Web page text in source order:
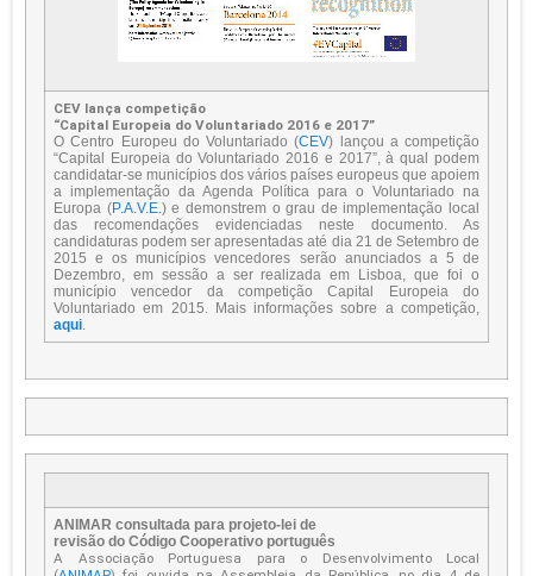
CEV lança competição
“Capital Europeia do Voluntariado 2016 e 2017”
O Centro Europeu do Voluntariado (CEV) lançou a competição
“Capital Europeia do Voluntariado 2016 e 2017”, à qual podem
candidatar-se municípios dos vários países europeus que apoiem
a implementação da Agenda Política para o Voluntariado na
Europa ( P.A.V.E. ) e demonstrem o grau de implementação local
das recomendações evidenciadas neste documento. As
candidaturas podem ser apresentadas até dia 21 de Setembro de
2015 e os municípios vencedores serão anunciados a 5 de
Dezembro, em sessão a ser realizada em Lisboa, que foi o
município vencedor da competição Capital Europeia do
Voluntariado em 2015. Mais informações sobre a competição,
aqui
ANIMAR consultada para projeto-lei de
revisão do Código Cooperativo português
A Associação Portuguesa para o Desenvolvimento Local